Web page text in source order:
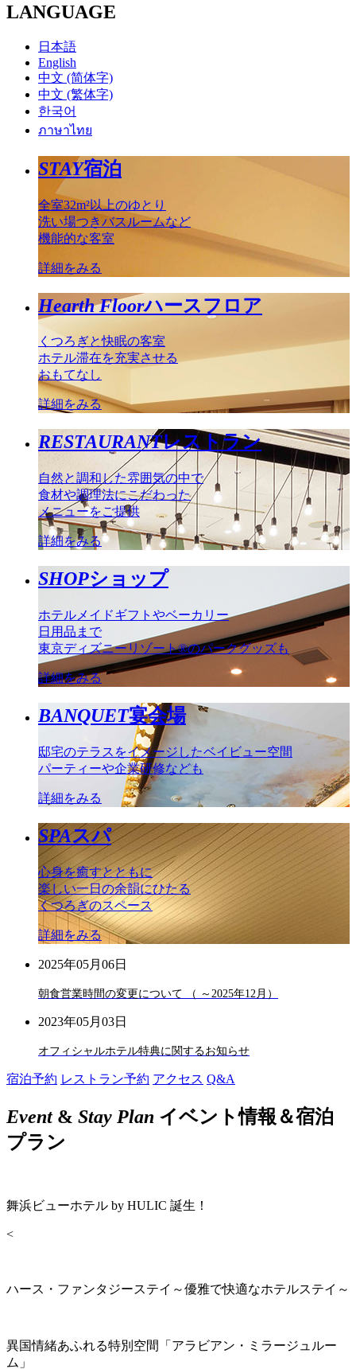
LANGUAGE
日本語
English
中文 (简体字)
中文 (繁体字)
한국어
ภาษาไทย
STAY宿泊
全室32m²以上のゆとり
洗い場つきバスルームなど
機能的な客室
詳細をみる
Hearth Floorハースフロア
くつろぎと快眠の客室
ホテル滞在を充実させる
おもてなし
詳細をみる
RESTAURANTレストラン
自然と調和した雰囲気の中で
食材や調理法にこだわった
メニューをご提供
詳細をみる
SHOPショップ
ホテルメイドギフトやベーカリー
日用品まで
東京ディズニーリゾート®のパークグッズも
詳細をみる
BANQUET宴会場
邸宅のテラスをイメージしたベイビュー空間
パーティーや企業研修なども
詳細をみる
SPAスパ
心身を癒すとともに
楽しい一日の余韻にひたる
くつろぎのスペース
詳細をみる
2025年05月06日
朝食営業時間の変更について （ ～2025年12月）
2023年05月03日
オフィシャルホテル特典に関するお知らせ
宿泊予約 レストラン予約 アクセス Q&A
Event& Stay Plan イベント情報＆宿泊
プラン
舞浜ビューホテル by HULIC 誕生！
<
ハース・ファンタジーステイ～優雅で快適なホテルステイ～
異国情緒あふれる特別空間「アラビアン・ミラージュルー
ム」